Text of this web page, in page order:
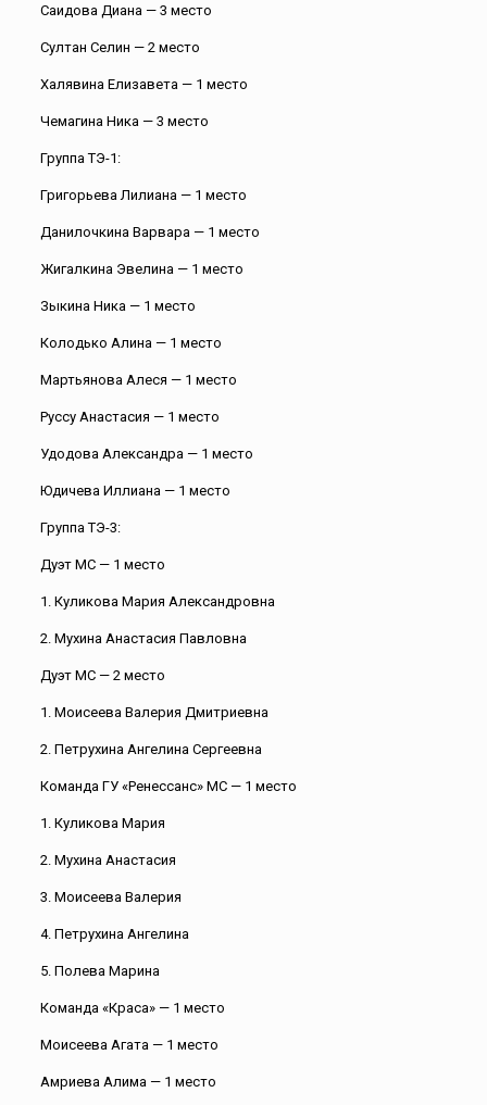
Саидова Диана — 3 место
⁠Султан Селин — 2 место
Халявина Елизавета — 1 место
Чемагина Ника — 3 место
Группа ТЭ-1:
Григорьева Лилиана — 1 место
Данилочкина Варвара — 1 место
Жигалкина Эвелина — 1 место
Зыкина Ника — 1 место
Колодько Алина — 1 место
Мартьянова Алеся — 1 место
Руссу Анастасия — 1 место
Удодова Александра — 1 место
Юдичева Иллиана — 1 место
Группа ТЭ-3:
Дуэт МС — 1 место
1. Куликова Мария Александровна
2. ⁠Мухина Анастасия Павловна
Дуэт МС — 2 место
1. Моисеева Валерия Дмитриевна
2. ⁠Петрухина Ангелина Сергеевна
Команда ГУ «Ренессанс» МС — 1 место
1. Куликова Мария
2. ⁠Мухина Анастасия
3. ⁠Моисеева Валерия
4. ⁠Петрухина Ангелина
5. ⁠Полева Марина
Команда «Краса» — 1 место
Моисеева Агата — 1 место
Амриева Алима — 1 место